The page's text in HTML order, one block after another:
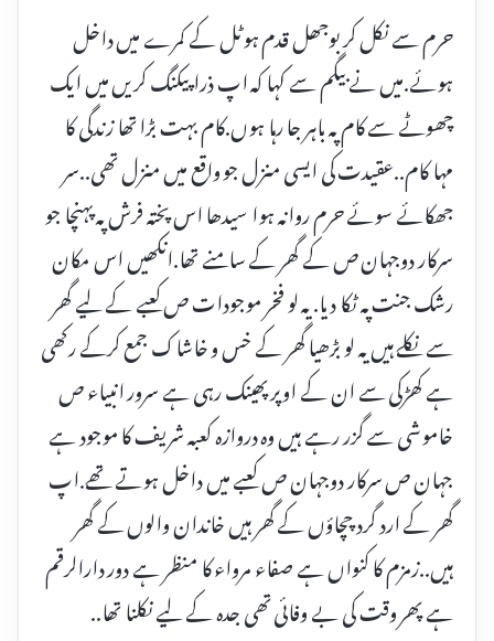
حرم سے نکل کر بوجھل قدم ہوٹل کے کمرے میں داخل
ہوئے.میں نے بیگم سے کہا کہ اپ ذرا پیکنگ کریں میں ایک
چھوٹے سے کام پہ باہر جا رہا ہوں.کام بہت بڑا تھا زندگی کا
مہا کام..عقیدت کی ایسی منزل جو واقع میں منزل تھی..سر
جھکائے سوئے حرم روانہ ہوا سیدھا اس پختہ فرش پہ پہنچا جو
سرکار دوجہان ص کے گھر کے سامنے تھا.انکھیں اس مکان
رشک جنت پہ ٹکا دیا. یہ لو فخر موجودات ص کعبے کے لیے گھر
سے نکلے ہیں یہ لو بڑھیا گھر کے خس و خاشاک جمع کرکے رکھی
ہے کھڑکی سے ان کے اوپر پھینک رہی ہے سرور انبیاء ص
خاموشی سے گزر رہے ہیں وہ دروازہ کعبہ شریف کا موجود ہے
جہان ص سرکار دوجہان ص کعبے میں داخل ہوتے تھے.اپ
گھر کے ارد گرد چچاؤں کے گھر ہیں خاندان والوں کے گھر
ہیں..زمزم کا کنواں ہے صفاء مرواء کا منظر ہے دور دارالرقم
ہے پھر وقت کی بے وفائی تھی جدہ کے لیے نکلنا تھا..